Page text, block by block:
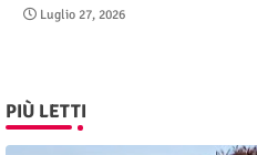
Luglio 27, 2026
PIÙ LETTI